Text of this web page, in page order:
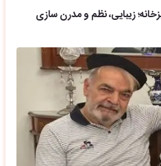
زیبایی، نظم و مدرن سازی